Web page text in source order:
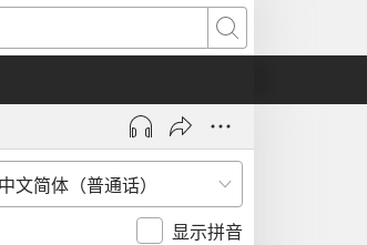
搜
索
显示拼音